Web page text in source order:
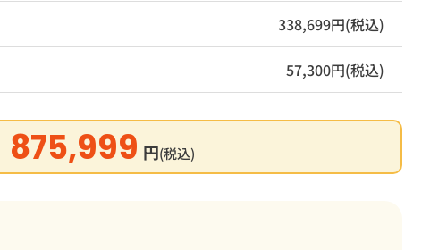
338,699円(税込)
57,300円(税込)
875,999 円(税込)